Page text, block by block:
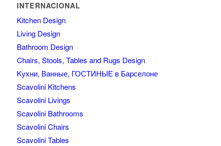
INTERNACIONAL
Kitchen Design
Living Design
Bathroom Design
Chairs, Stools, Tables and Rugs Design
Kухни, Ванные, ГОСТИНЫЕ в Барселоне
Scavolini Kitchens
Scavolini Livings
Scavolini Bathrooms
Scavolini Chairs
Scavolini Tables